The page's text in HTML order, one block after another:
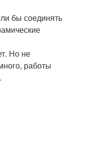
бы соединять
Но не
работы